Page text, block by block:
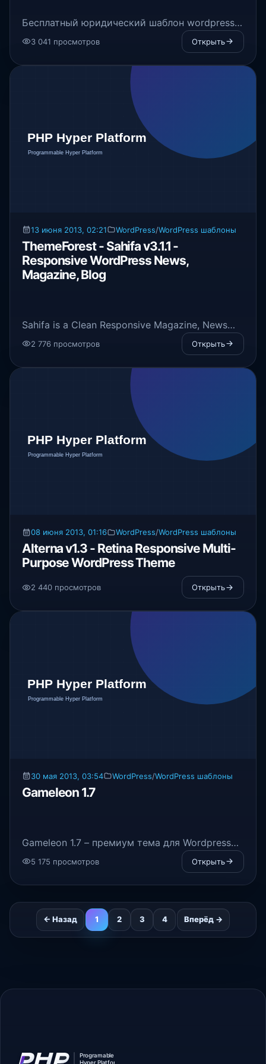
Бесплатный юридический шаблон wordpress -
фирменный стиль шаблона и
профессиональное исполнение поможет Вам
надежным образом привлечь клиентов.
3 041 просмотров Открыть
13 июня 2013, 02:21 WordPress/WordPress шаблоны
ThemeForest - Sahifa v3.1.1 -
Responsive WordPress News,
Magazine, Blog
Sahifa is a Clean Responsive Magazine, News
and Blog Template.
2 776 просмотров Открыть
08 июня 2013, 01:16 WordPress/WordPress шаблоны
Alterna v1.3 - Retina Responsive Multi-
Purpose WordPress Theme
2 440 просмотров Открыть
30 мая 2013, 03:54 WordPress/WordPress шаблоны
Gameleon 1.7
Gameleon 1.7 – премиум тема для Wordpress
3.x.5 175 просмотров Открыть
← Назад 1 2 3 4 Вперёд →